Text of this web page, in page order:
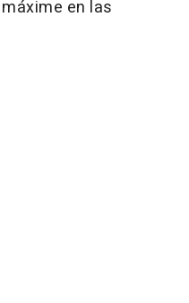
en las